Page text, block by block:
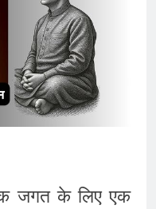
में जबरदस्त तेजी,
आपके शहर में क्या है
6, 2026
शेयर बाजार में
शुरुआत, सेंसेक्स-
हरे निशान पर खुले;
ऑयल में नरमी
6, 2026
2026 पंचांग, मूलांक
जानिए आज का
जगत के लिए एक